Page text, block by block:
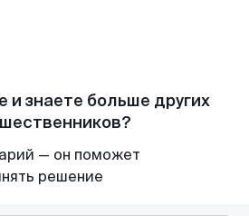
и знаете больше других
— он поможет
решение